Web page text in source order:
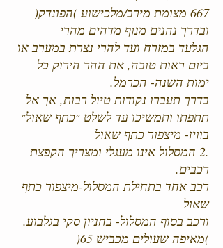
667 מצומת מירב/מלכישוע )הפונדק(
ובדרך נהנים מנוף מדהים מהרי
הגלעד במזרח ועד להרי נצרת במערב או
ביום ראות טובה, את ההר הירוק כל
ימות השנה- הכרמל.
בדרך תעברו נקודות טיול רבות, אך אל
תתפתו ותמשיכו עד לשלט ״כתף שאול״
בוויז- מיצפור כתף שאול
.2 המסלול אינו מעגלי ומצריך הקפצת
רכבים.
רכב אחד בתחילת המסלול-מיצפור כתף
שאול
ורכב בסוף המסלול- בחניון סקי בגלבוע.
)מאיפה שעולים מכביש 65(